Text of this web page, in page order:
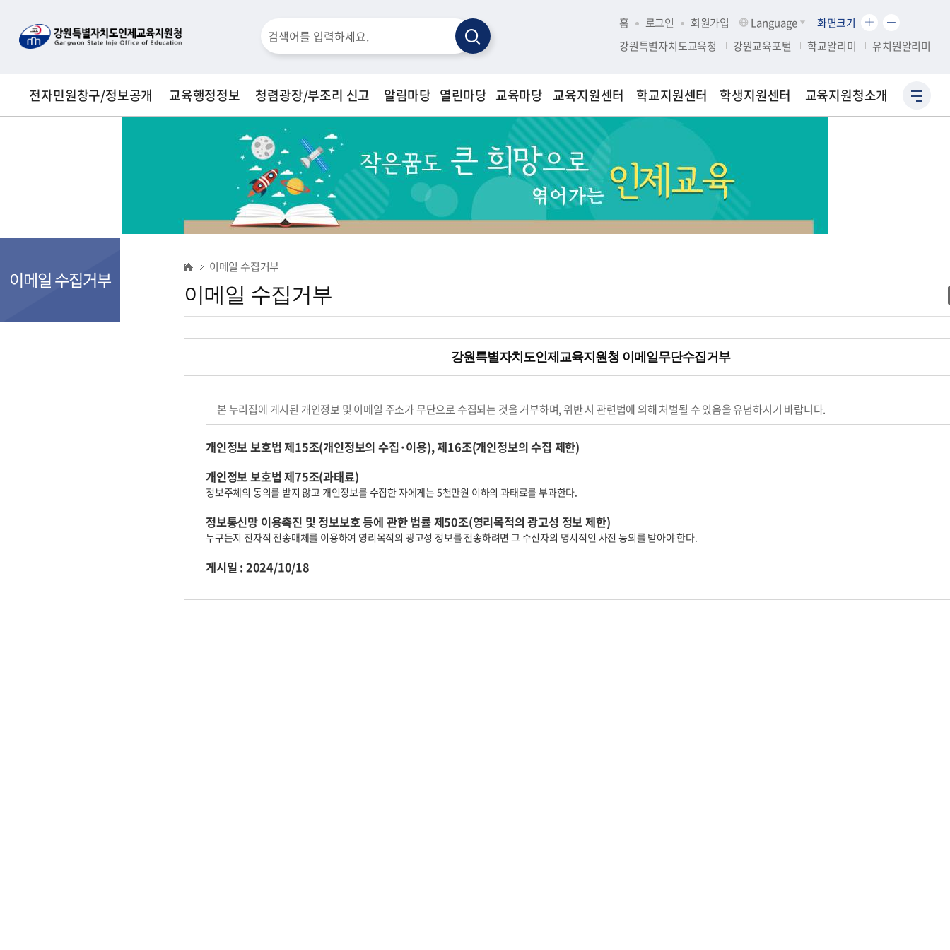
검
창
합
검
색
검
홈 로그인 회원가입 Language 화면크기
면
크
확
화
면
크
강원특별자치도교육청 강원교육포털 학교알리미 유치원알리미
전자민원창구/정보공개 교육행정정보 청렴광장/부조리 신고 알림마당 열린마당 교육마당 교육지원센터 학교지원센터 학생지원센터 교육지원청소개
사
이
이메일 수집거부
메
일
거
이메일 수집거부
이메일 수집거부
강원특별자치도인제교육지원청 이메일무단수집거부
본 누리집에 게시된 개인정보 및 이메일 주소가 무단으로 수집되는 것을 거부하며, 위반 시 관련법에 의해 처벌될 수 있음을 유념하시기 바랍니다.
개인정보 보호법 제15조(개인정보의 수집·이용), 제16조(개인정보의 수집 제한)
개인정보 보호법 제75조(과태료)
정보주체의 동의를 받지 않고 개인정보를 수집한 자에게는 5천만원 이하의 과태료를 부과한다.
정보통신망 이용촉진 및 정보보호 등에 관한 법률 제50조(영리목적의 광고성 정보 제한)
누구든지 전자적 전송매체를 이용하여 영리목적의 광고성 정보를 전송하려면 그 수신자의 명시적인 사전 동의를 받아야 한다.
게시일 : 2024/10/18